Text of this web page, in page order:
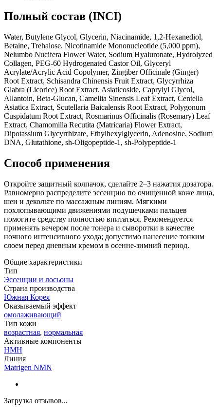
Полный состав (INCI)
Water, Butylene Glycol, Glycerin, Niacinamide, 1,2-Hexanediol,
Betaine, Trehalose, Nicotinamide Mononucleotide (5,000 ppm),
Nelumbo Nucifera Flower Water, Sodium Hyaluronate, Hydrolyzed
Collagen, PEG-60 Hydrogenated Castor Oil, Glyceryl
Acrylate/Acrylic Acid Copolymer, Zingiber Officinale (Ginger)
Root Extract, Schisandra Chinensis Fruit Extract, Glycyrrhiza
Glabra (Licorice) Root Extract, Asiaticoside, Caprylyl Glycol,
Allantoin, Beta-Glucan, Camellia Sinensis Leaf Extract, Centella
Asiatica Extract, Scutellaria Baicalensis Root Extract, Polygonum
Cuspidatum Root Extract, Rosmarinus Officinalis (Rosemary) Leaf
Extract, Chamomilla Recutita (Matricaria) Flower Extract,
Dipotassium Glycyrrhizate, Ethylhexylglycerin, Adenosine, Sodium
DNA, Glutathione, sh-Oligopeptide-1, sh-Polypeptide-1
Способ применения
Откройте защитный колпачок, сделайте 2–3 нажатия дозатора.
Равномерно распределите эссенцию по очищенной коже лица,
шеи и декольте по массажным линиям. Мягкими
похлопывающими движениями подушечками пальцев
помогите средству полностью впитаться. Рекомендуется
применять вечером после тонера и сыворотки в качестве
ночного интенсивного ухода; допустимо нанесение тонким
слоем перед дневным кремом в осенне-зимний период.
Общие характеристики
Тип
Эссенции и лосьоны
Страна производства
Южная Корея
Оказываемый эффект
омолаживающий
Тип кожи
возрастная, нормальная
Активные компоненты
НМН
Линия
Matrigen NMN
Загрузка отзывов...